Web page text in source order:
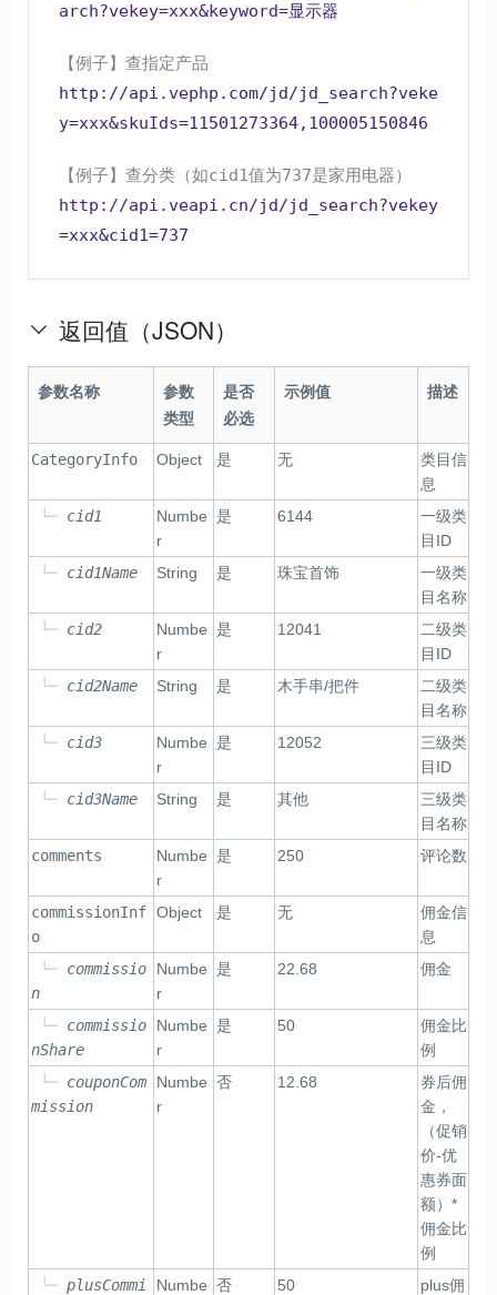
arch?vekey=xxx&keyword=显示器
【例子】查指定产品
http://api.vephp.com/jd/jd_search?veke
y=xxx&skuIds=11501273364,100005150846
【例子】查分类（如cid1值为737是家用电器）
http://api.veapi.cn/jd/jd_search?vekey
=xxx&cid1=737
返回值（JSON）
参数名称
参数
类型
是否
必选
示例值 描述
CategoryInfo Object 是 无
类目信
息
└─ cid1
Numbe
r
是 6144
一级类
目ID
└─ cid1Name String 是 珠宝首饰
一级类
目名称
└─ cid2
Numbe
r
是 12041
二级类
目ID
└─ cid2Name String 是 木手串/把件
二级类
目名称
└─ cid3
Numbe
r
是 12052
三级类
目ID
└─ cid3Name String 是 其他
三级类
目名称
comments
Numbe
r
是 250 评论数
commissionInf
o
Object 是 无
佣金信
息
└─ commissio
n
Numbe
r
是 22.68 佣金
└─ commissio
nShare
Numbe
r
是 50
佣金比
例
└─ couponCom
mission
Numbe
r
否 12.68
券后佣
金，
（促销
价-优
惠券面
额）*
佣金比
例
└─ plusCommi
Numbe 否 50
plus佣